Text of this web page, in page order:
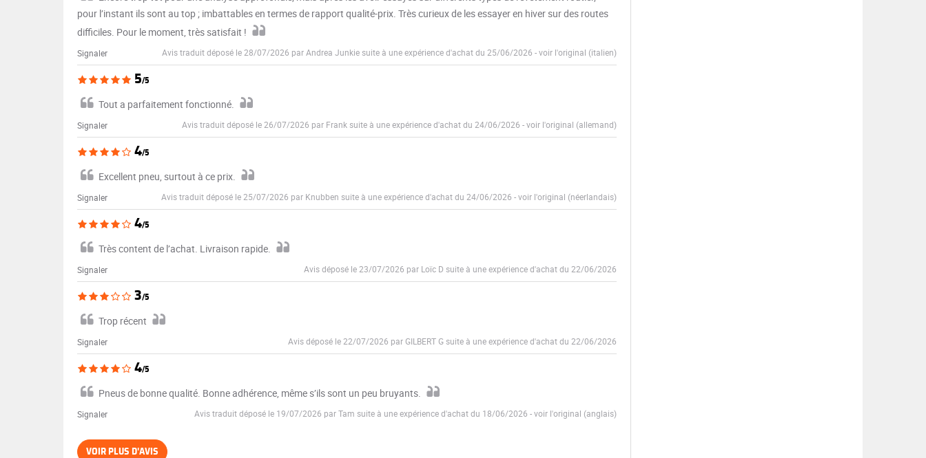
pour l’instant ils sont au top ; imbattables en termes de rapport qualité-prix. Très curieux de les essayer en hiver sur des routes
difficiles. Pour le moment, très satisfait !
Signaler Avis traduit déposé le 28/07/2026 par Andrea Junkie suite à une expérience d'achat du 25/06/2026 -voir l'original (italien)
5/5
Tout a parfaitement fonctionné.
Signaler Avis traduit déposé le 26/07/2026 par Frank suite à une expérience d'achat du 24/06/2026 -voir l'original (allemand)
4/5
Excellent pneu, surtout à ce prix.
Signaler Avis traduit déposé le 25/07/2026 par Knubben suite à une expérience d'achat du 24/06/2026 -voir l'original (néerlandais)
4/5
Très content de l’achat. Livraison rapide.
Signaler Avis déposé le 23/07/2026 par Loïc D suite à une expérience d'achat du 22/06/2026
3/5
Trop récent
Signaler Avis déposé le 22/07/2026 par GILBERT G suite à une expérience d'achat du 22/06/2026
4/5
Pneus de bonne qualité. Bonne adhérence, même s’ils sont un peu bruyants.
Signaler Avis traduit déposé le 19/07/2026 par Tam suite à une expérience d'achat du 18/06/2026 -voir l'original (anglais)
VOIR PLUS D'AVIS